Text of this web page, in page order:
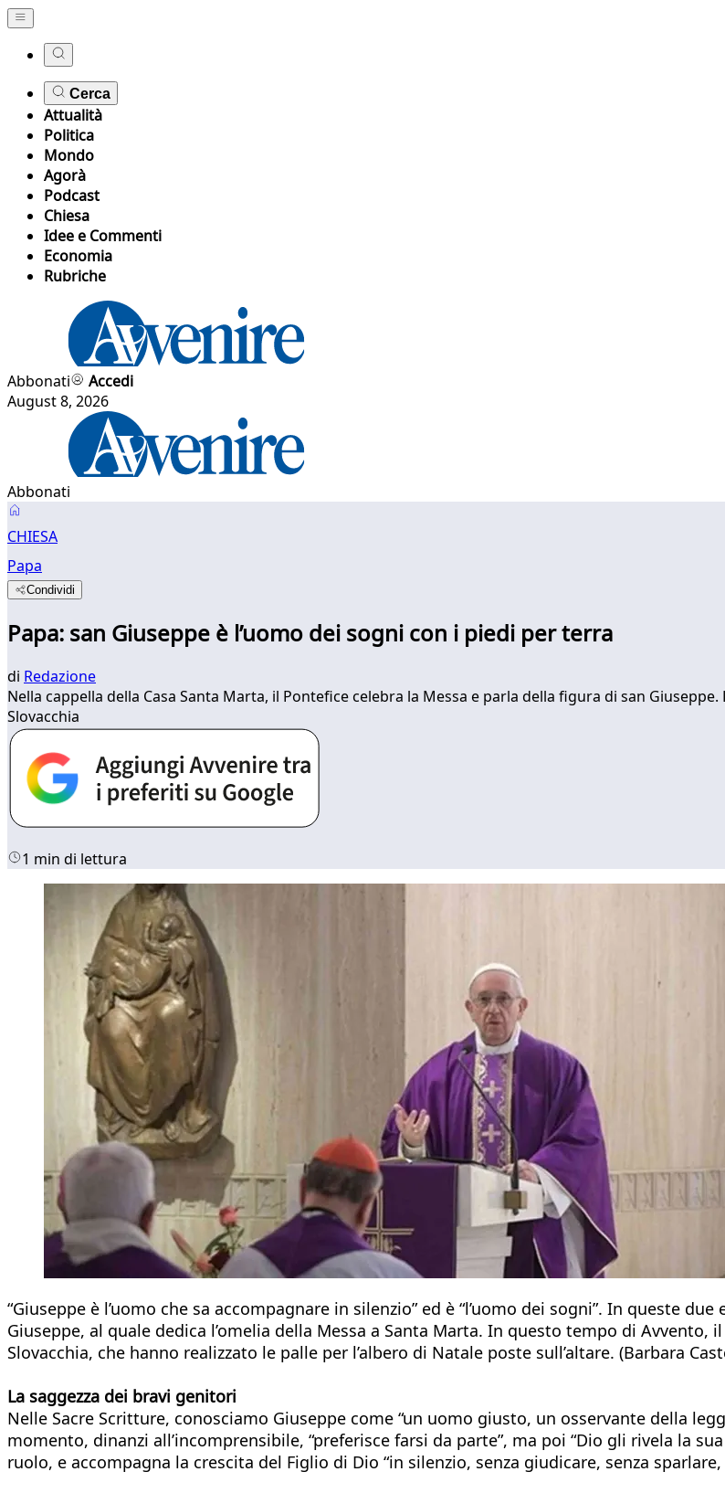
Cerca
Attualità
Politica
Mondo
Agorà
Podcast
Chiesa
Idee e Commenti
Economia
Rubriche
Abbonati
Accedi
August 8, 2026
Abbonati
CHIESA
Papa
Condividi
Papa: san Giuseppe è l’uomo dei sogni con i piedi per terra
di Redazione
Nella cappella della Casa Santa Marta, il Pontefice celebra la Messa e parla della figura di san
Slovacchia
1 min di lettura
“Giuseppe è l’uomo che sa accompagnare in silenzio” ed è “l’uomo dei sogni”. In queste
Giuseppe, al quale dedica l’omelia della Messa a Santa Marta. In questo tempo di
Slovacchia, che hanno realizzato le palle per l’albero di Natale poste sull’altare. (Barbara
La saggezza dei bravi genitori
Nelle Sacre Scritture, conosciamo Giuseppe come “un uomo giusto, un osservante della
momento, dinanzi all’incomprensibile, “preferisce farsi da parte”, ma poi “Dio gli rivela la
ruolo, e accompagna la crescita del Figlio di Dio “in silenzio, senza giudicare, senza sparlare,